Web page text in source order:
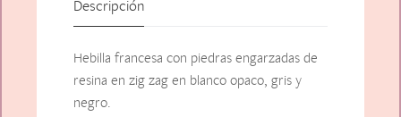
Descripción
Hebilla francesa con piedras engarzadas de
resina en zig zag en blanco opaco, gris y
negro.